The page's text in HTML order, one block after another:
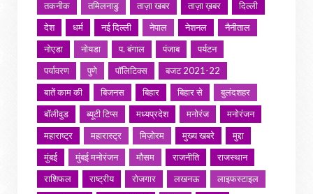
तकनीक
तमिलनाडु ताज़ा खबर ताज़ा ख़बर
दिल्ली
देश
धर्म नई दिल्ली नेपाल नेशनल
नैनीताल
नोएडा
नोयडा प. बंगाल पंजाब
पर्यटन
पर्यावरण
पुणे पॉलिटिक्स
बजट 2021-22
बातें काम की
बिजनस बिहार बिहार से
बुलंदशहर
बॉलीवुड
ब्यूटी टिप्स मध्यप्रदेश मनोरंज
मनोरंजन
महाराष्ट्र
महारास्ट्र मिज़ोरम मुख्य खबरे
मुद्दा
मुंबई
मुंबई मनोरंजन मौसम राजनीति
राजस्थान
राशिफल
राष्ट्रीय रोजगार लखनऊ
लाइफस्टाइल